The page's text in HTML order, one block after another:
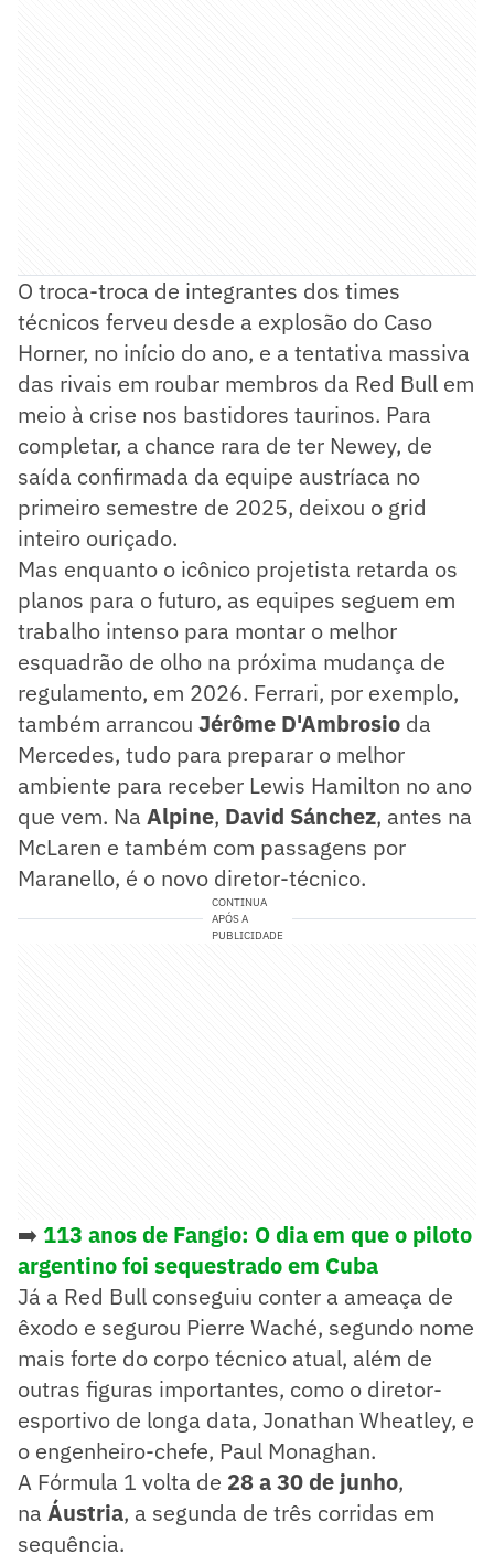
O troca-troca de integrantes dos times
técnicos ferveu desde a explosão do Caso
Horner, no início do ano, e a tentativa massiva
das rivais em roubar membros da Red Bull em
meio à crise nos bastidores taurinos. Para
completar, a chance rara de ter Newey, de
saída confirmada da equipe austríaca no
primeiro semestre de 2025, deixou o grid
inteiro ouriçado.
Mas enquanto o icônico projetista retarda os
planos para o futuro, as equipes seguem em
trabalho intenso para montar o melhor
esquadrão de olho na próxima mudança de
regulamento, em 2026. Ferrari, por exemplo,
também arrancou Jérôme D'Ambrosio da
Mercedes, tudo para preparar o melhor
ambiente para receber Lewis Hamilton no ano
que vem. Na Alpine, David Sánchez, antes na
McLaren e também com passagens por
Maranello, é o novo diretor-técnico.
CONTINUA
APÓS A
PUBLICIDADE
➡️ 113 anos de Fangio: O dia em que o piloto
argentino foi sequestrado em Cuba
Já a Red Bull conseguiu conter a ameaça de
êxodo e segurou Pierre Waché, segundo nome
mais forte do corpo técnico atual, além de
outras figuras importantes, como o diretor-
esportivo de longa data, Jonathan Wheatley, e
o engenheiro-chefe, Paul Monaghan.
A Fórmula 1 volta de 28 a 30 de junho,
na Áustria, a segunda de três corridas em
sequência.